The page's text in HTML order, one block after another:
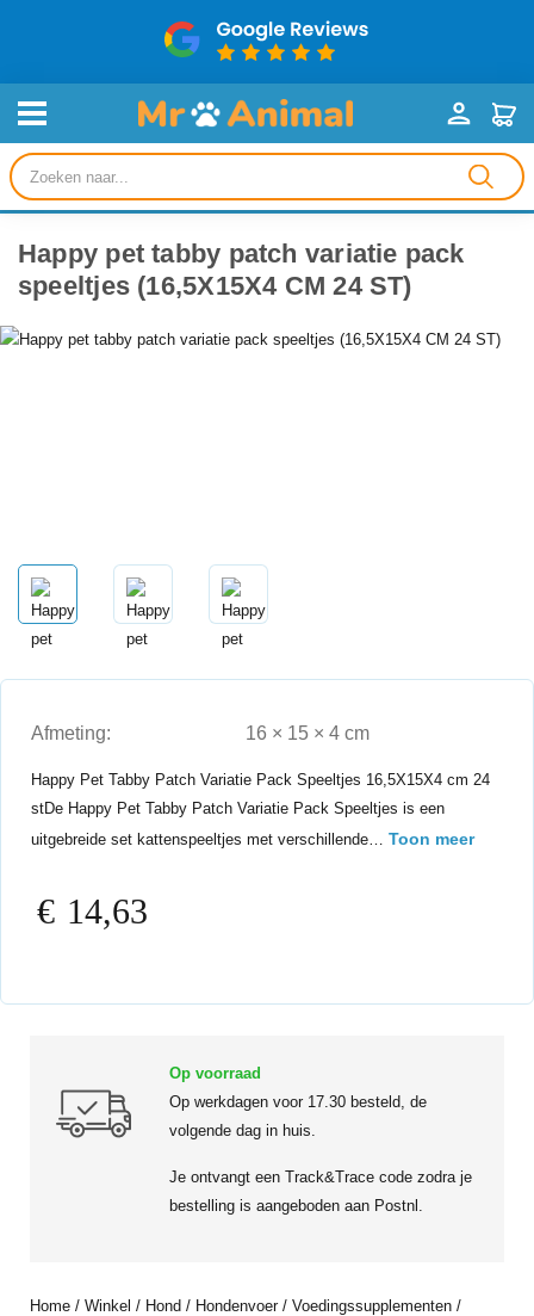
Producten
zoeken
Happy pet tabby patch variatie pack
speeltjes (16,5X15X4 CM 24 ST)
Afmeting: 16 × 15 × 4 cm
Happy Pet Tabby Patch Variatie Pack Speeltjes 16,5X15X4 cm 24
stDe Happy Pet Tabby Patch Variatie Pack Speeltjes is een
uitgebreide set kattenspeeltjes met verschillende… Toon meer
€ 14,63
Op voorraad
Op werkdagen voor 17.30 besteld, de
volgende dag in huis.
Je ontvangt een Track&Trace code zodra je
bestelling is aangeboden aan Postnl.
Home / Winkel / Hond / Hondenvoer/ Voedingssupplementen /